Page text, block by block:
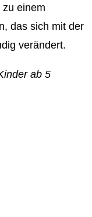
einem
das sich mit der
verändert.
ab 5